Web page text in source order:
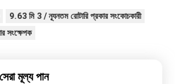
9.63 মি 3 / ন্যূনতম রোটারি প্রকার সংকোচকারী
সংক্ষেপক
মূল্য পান